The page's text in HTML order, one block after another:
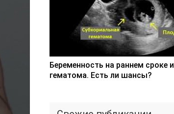
Беременность на раннем сроке и
гематома. Есть ли шансы?